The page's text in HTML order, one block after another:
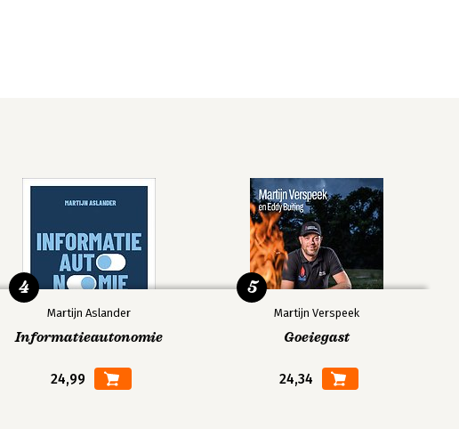
Martijn Aslander
Informatieautonomie
24,99
4
Martijn Verspeek
Goeiegast
24,34
5